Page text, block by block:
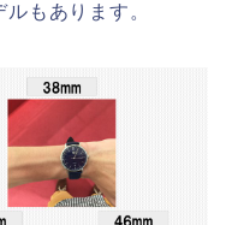
もあります。